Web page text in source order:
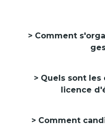
Comment s'organise la licence d'éco
licence
Comment candidater à une licence